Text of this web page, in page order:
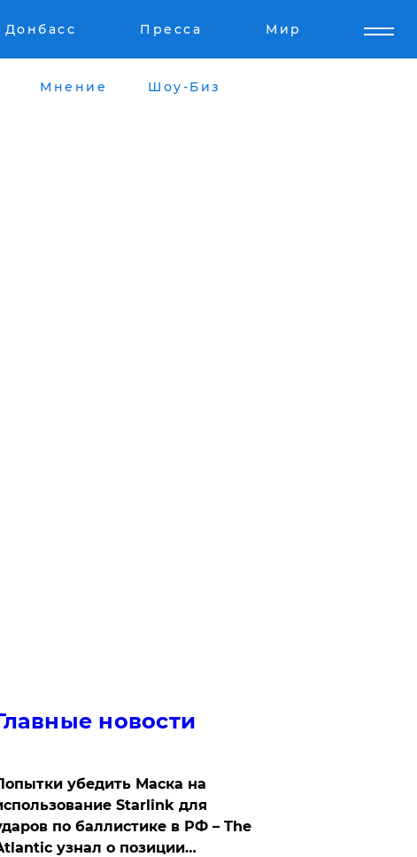
Донбасс Пресса Мир
Мнение Шоу-Биз
новости
убедить Маска на
Starlink для
по баллистике в РФ – The
узнал о позиции